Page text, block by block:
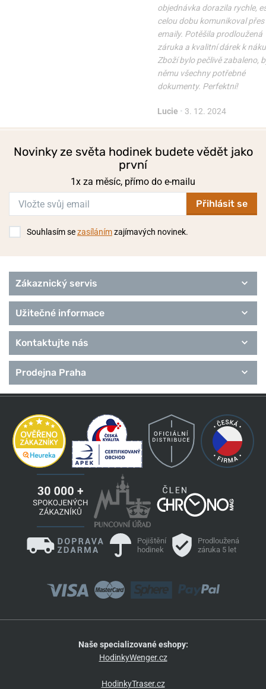
objednávka dorazila rychle,
celou dobu komunikoval přes
emaily. Potěšila prodloužená
záruka a kvalitní dárek k
Zboží bylo pečlivě zabaleno,
němu všechny potřebné
dokumenty. Perfektní!
Lucie • 3. 12. 2024
Novinky ze světa hodinek budete vědět jako
první
1x za měsíc, přímo do e-mailu
Přihlásit se
Souhlasím sezasílánímzajímavých novinek.
Zákaznický servis
Užitečné informace
Kontaktujte nás
Prodejna Praha
Pojištění
hodinek
Prodloužená
záruka 5 let
Naše specializované eshopy:
HodinkyWenger.cz
HodinkyTraser.cz